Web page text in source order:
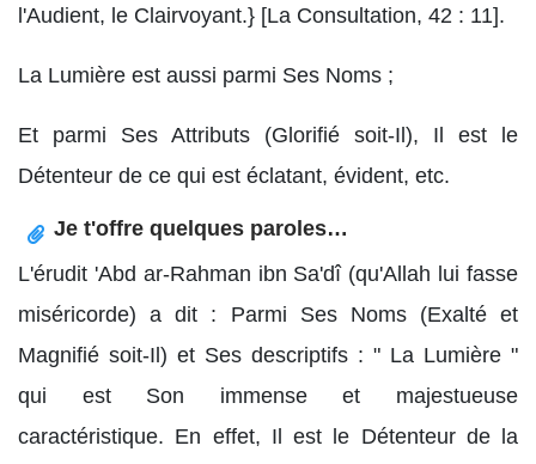
l'Audient, le Clairvoyant.} [La Consultation, 42 : 11].
La Lumière est aussi parmi Ses Noms ;
Et parmi Ses Attributs (Glorifié soit-Il), Il est le
Détenteur de ce qui est éclatant, évident, etc.
Je t'offre quelques paroles…
L'érudit 'Abd ar-Rahman ibn Sa'dî (qu'Allah lui fasse
miséricorde) a dit : Parmi Ses Noms (Exalté et
Magnifié soit-Il) et Ses descriptifs : " La Lumière "
qui est Son immense et majestueuse
caractéristique. En effet, Il est le Détenteur de la